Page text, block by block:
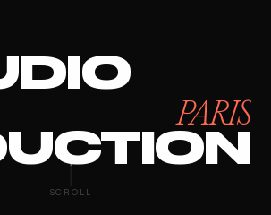
PARIS
SCROLL